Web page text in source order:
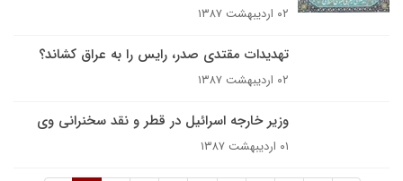
۰۲ اردیبهشت ۱۳۸۷
تهدیدات مقتدی صدر، رايس را به عراق کشاند؟
۰۲ اردیبهشت ۱۳۸۷
وزیر خارجه اسرائیل در قطر و نقد سخنرانی وی
۰۱ اردیبهشت ۱۳۸۷